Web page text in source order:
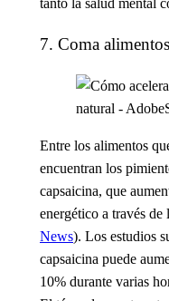
7. Coma
Entre los alimentos
encuentran los
capsaicina, que
energético a través de
News). Los estudios
capsaicina puede
10% durante varias